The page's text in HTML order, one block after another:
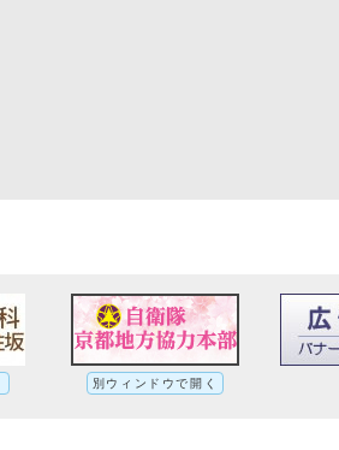
別ウィンドウで開く